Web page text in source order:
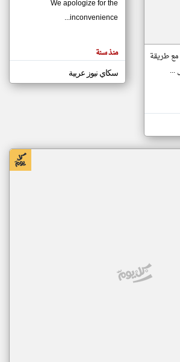
مصادر الأخبار من موريتانيا
اخبار موريتانيا على مدار الساعة
أهم اخبار موريتانيا العاجلة والمباشرة
مع طريقة
...
We apologize for the
inconvenience...
منذ سنة
سكاي نيوز عربية
klyoum.com